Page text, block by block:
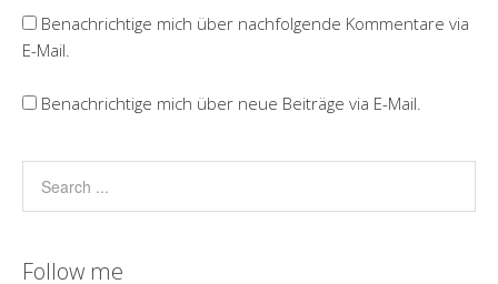
Benachrichtige mich über nachfolgende Kommentare via
E-Mail.
Benachrichtige mich über neue Beiträge via E-Mail.
Follow me